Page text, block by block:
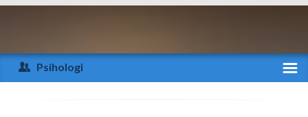
Arad
Arges
Psihologi